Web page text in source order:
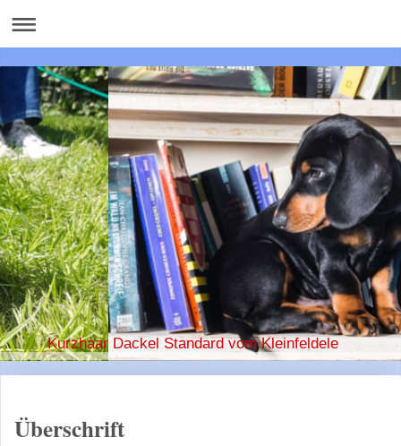
Kurzhaar Dackel Standard vom Kleinfeldele
Überschrift